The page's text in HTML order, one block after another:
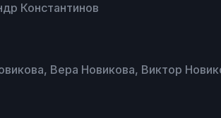
Константинов
Вера Новикова, Виктор